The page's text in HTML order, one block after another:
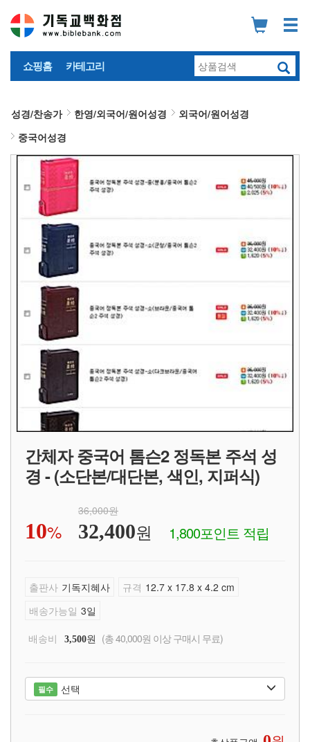
쇼핑홈 카테고리
성경/찬송가 한영/외국어/원어성경
외국어/원어성경
중국어성경
간체자 중국어 톰슨2 정독본 주석 성
경 - (소단본/대단본, 색인, 지퍼식)
10%
36,000원
32,400원 1,800포인트 적립
출판사 기독지혜사 규격 12.7 x 17.8 x 4.2 cm
배송가능일 3일
배송비
3,500원 (총 40,000원 이상 구매시 무료)
필수 선택